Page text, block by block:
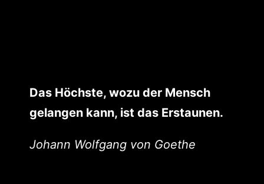
Das Höchste, wozu der Mensch
gelangen kann, ist das Erstaunen.
Johann Wolfgang von Goethe